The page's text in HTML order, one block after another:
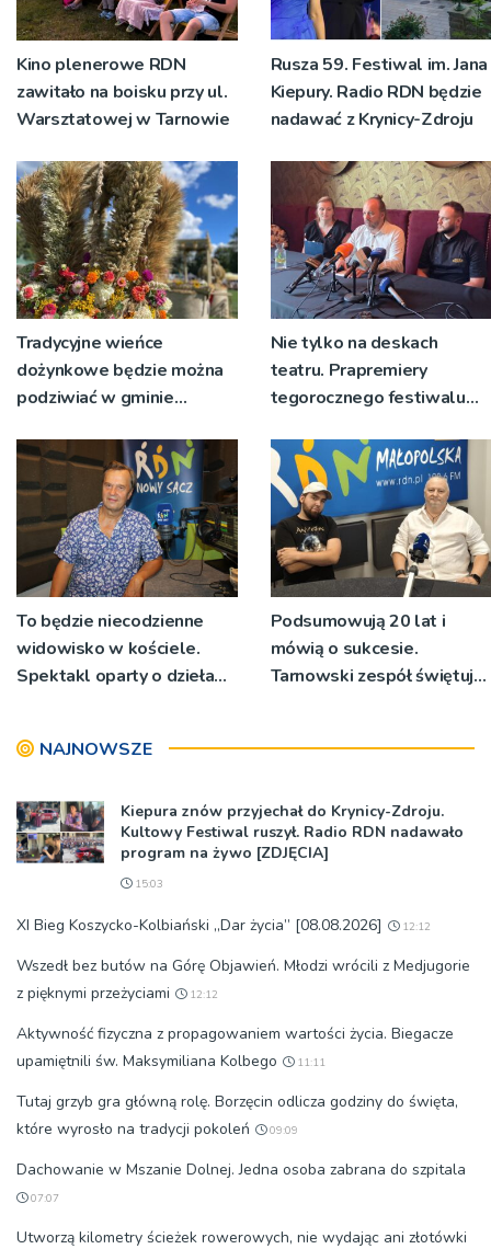
Kino plenerowe RDN
zawitało na boisku przy ul.
Warsztatowej w Tarnowie
Rusza 59. Festiwal im. Jana
Kiepury. Radio RDN będzie
nadawać z Krynicy-Zdroju
Tradycyjne wieńce
dożynkowe będzie można
podziwiać w gminie
Nie tylko na deskach
teatru. Prapremiery
tegorocznego festiwalu
niecodziennych
okolicznościach
To będzie niecodzienne
widowisko w kościele.
Spektakl oparty o dzieła
Podsumowują 20 lat i
mówią o sukcesie.
Tarnowski zespół świętuje
NAJNOWSZE
Kiepura znów przyjechał do Krynicy-Zdroju.
Kultowy Festiwal ruszył. Radio RDN nadawało
program na żywo [ZDJĘCIA]
15:03
XI Bieg Koszycko-Kolbiański „Dar życia” [08.08.2026] 12:12
Wszedł bez butów na Górę Objawień. Młodzi wrócili z Medjugorie
z pięknymi przeżyciami
12:12
Aktywność fizyczna z propagowaniem wartości życia. Biegacze
upamiętnili św. Maksymiliana Kolbego
11:11
Tutaj grzyb gra główną rolę. Borzęcin odlicza godziny do święta,
które wyrosło na tradycji pokoleń
09:09
Dachowanie w Mszanie Dolnej. Jedna osoba zabrana do szpitala
07:07
Utworzą kilometry ścieżek rowerowych, nie wydając ani złotówki